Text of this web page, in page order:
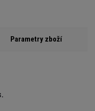
Parametry zboží